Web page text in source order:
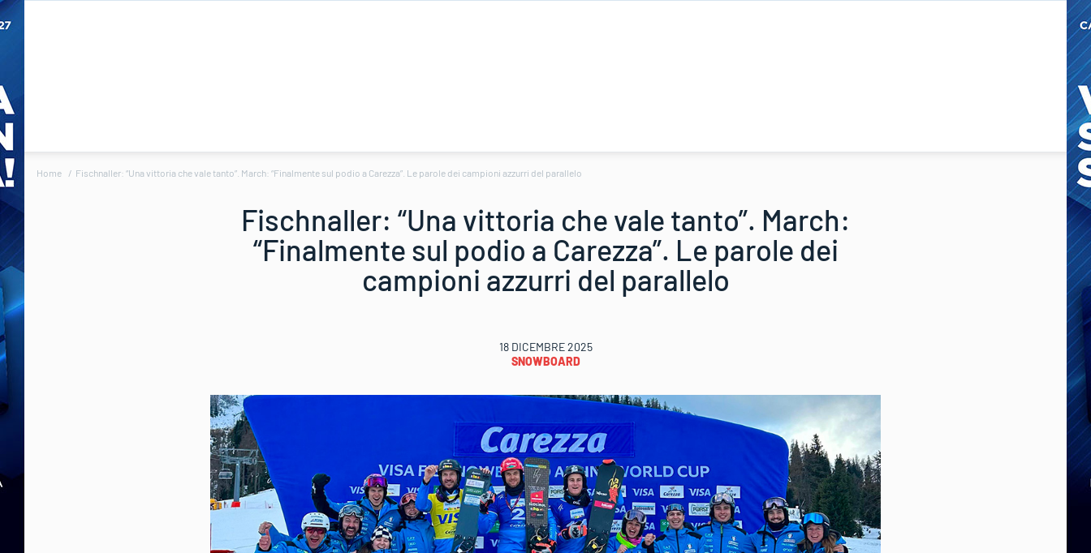
Home Fischnaller: “Una vittoria che vale tanto”. March: “Finalmente sul podio a Carezza”. Le parole dei campioni azzurri del parallelo
Fischnaller: “Una vittoria che vale tanto”. March:
“Finalmente sul podio a Carezza”. Le parole dei
campioni azzurri del parallelo
18 DICEMBRE 2025
SNOWBOARD